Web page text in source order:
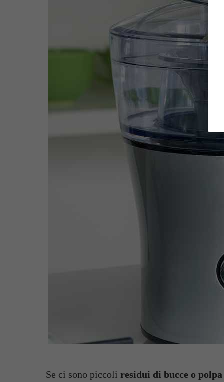
Se ci sono piccoli residui di bucce o polpa